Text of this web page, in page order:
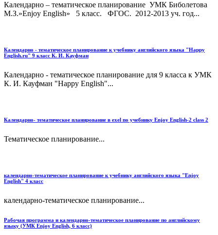
Календарно – тематическое планирование УМК Биболетова
М.З.»Enjoy English» 5 класс. ФГОС. 2012-2013 уч. год...
Календарно - тематическое планирование к учебнику английского языка "Happy
English.ru" 9 класс К. И. Кауфман
Календарно - тематическое планирование для 9 класса к УМК
К. И. Кауфман "Happy English"...
Календарно- тематическое планирование в exel по учебнику Enjoy English-2 class 2
Тематическое планирование...
календарно-тематическое планирование к учебнику английского языка "Enjoy
English" 4 класс
календарно-тематическое планирование...
Рабочая программа и календарно-тематическое планирование по английскому
языку (УМК Enjoy English, 6 класс)